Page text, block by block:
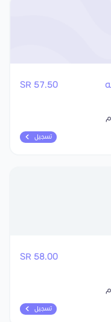
57.50 SR
تسجيل
58.00 SR
تسجيل